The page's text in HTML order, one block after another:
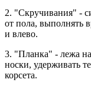
2. "Скручивания" -
от пола, выполнять
и влево.
3. "Планка" - лежа
носки, удерживать
корсета.